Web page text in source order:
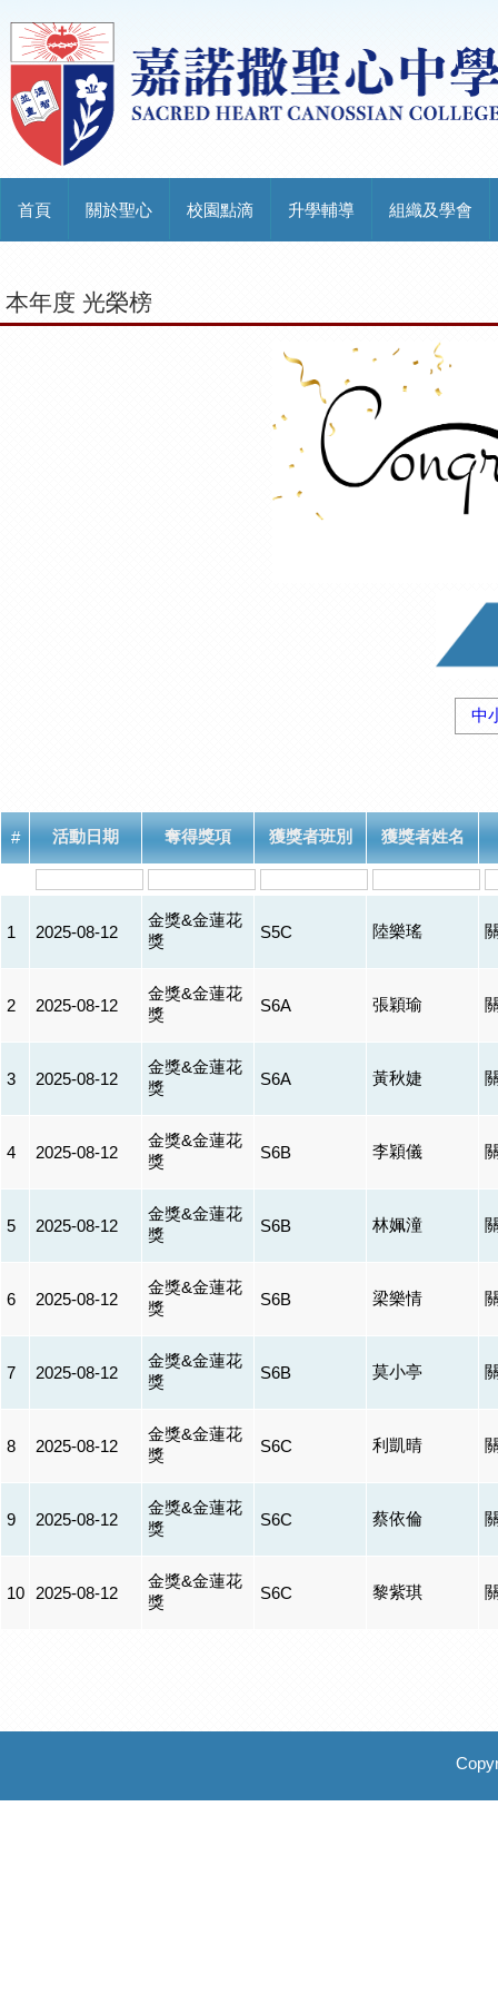
首頁 關於聖心 校園點滴 升學輔導 組織及學會
本年度 光榮榜
中
# 活動日期 奪得獎項 獲獎者班別 獲獎者姓名
1 2025-08-12
金獎&金蓮花
獎
S5C 陸樂瑤
2 2025-08-12
金獎&金蓮花
獎
S6A 張穎瑜
3 2025-08-12
金獎&金蓮花
獎
S6A 黃秋婕
4 2025-08-12
金獎&金蓮花
獎
S6B 李穎儀
5 2025-08-12
金獎&金蓮花
獎
S6B 林姵潼
6 2025-08-12
金獎&金蓮花
獎
S6B 梁樂情
7 2025-08-12
金獎&金蓮花
獎
S6B 莫小亭
8 2025-08-12
金獎&金蓮花
獎
S6C 利凱晴
9 2025-08-12
金獎&金蓮花
獎
S6C 蔡依倫
10 2025-08-12
金獎&金蓮花
獎
S6C 黎紫琪